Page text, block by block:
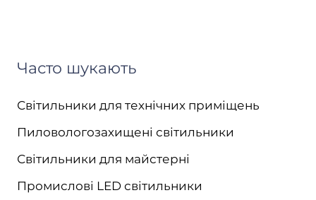
Часто шукають
Світильники для технічних приміщень
Пиловологозахищені світильники
Світильники для майстерні
Промислові LED світильники